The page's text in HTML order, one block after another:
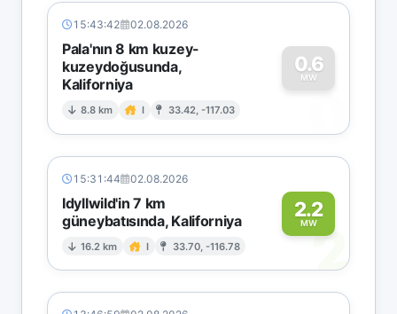
15:43:42 02.08.2026
Pala'nın 8 km kuzey-
kuzeydoğusunda,
Kaliforniya
8.8 km I 33.42, -117.03
0.6
MW
0
15:31:44 02.08.2026
Idyllwild'in 7 km
güneybatısında, Kaliforniya
16.2 km I 33.70, -116.78
2.2
MW2